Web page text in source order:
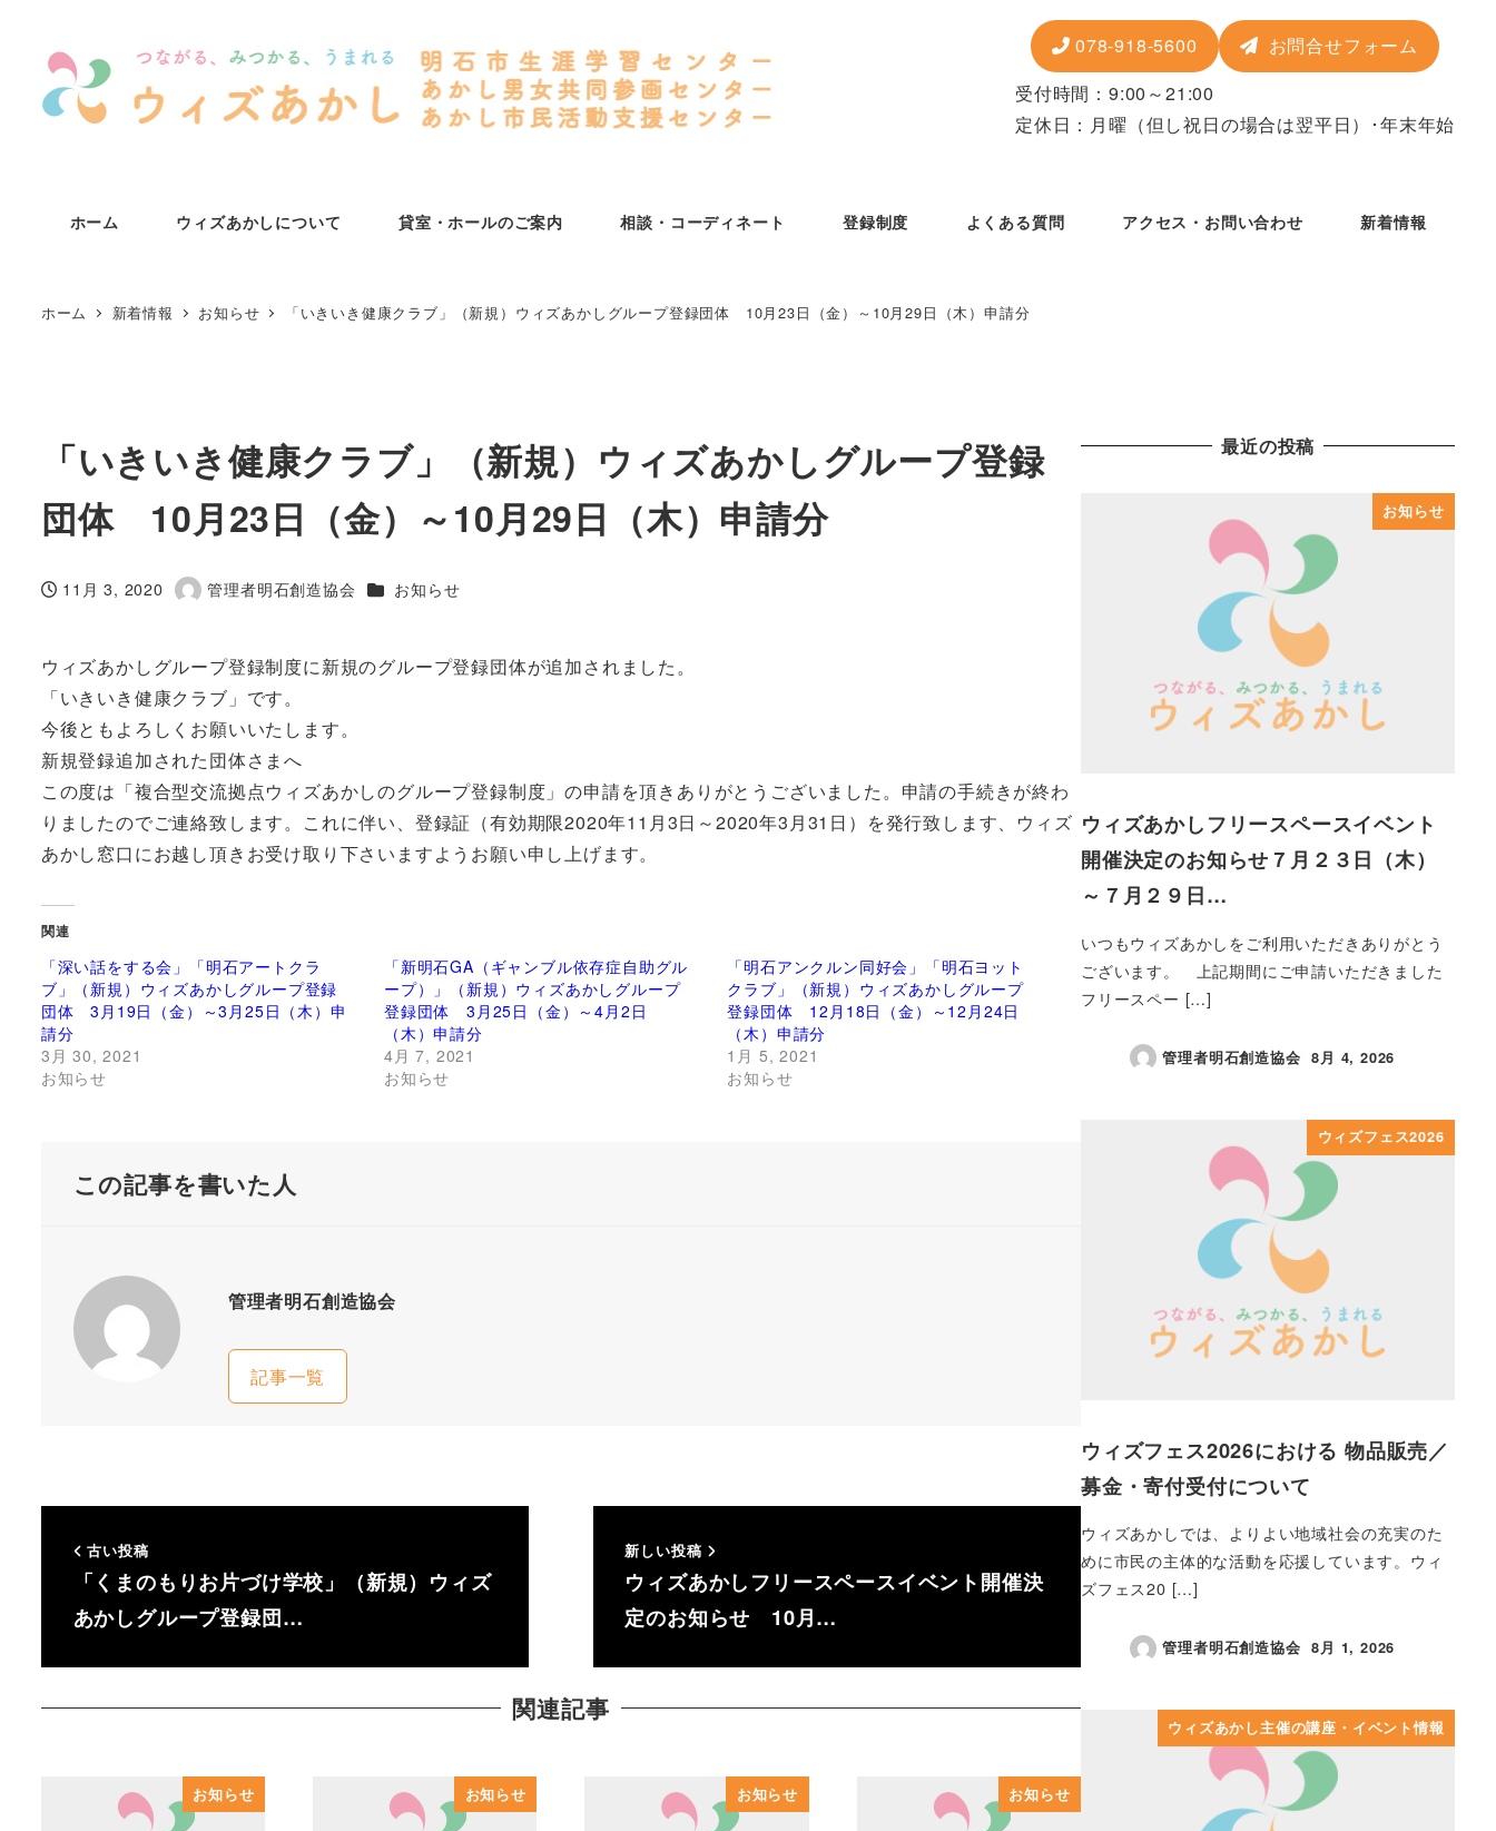
078-918-5600
お問合せフォーム
受付時間：9:00～21:00
定休日：月曜 （但し祝日の場合は翌平日） ･年末年始
ホーム ウィズあかしについて 貸室・ホールのご案内 相談・コーディネート 登録制度 よくある質問 アクセス・お問い合わせ 新着情報
ホーム 新着情報 お知らせ 「いきいき健康クラブ」（新規）ウィズあかしグループ登録団体 10月23日（金）～10月29日（木）申請分
「いきいき健康クラブ」（新規）ウィズあかしグループ登録
団体 10月23日（金）～10月29日（木）申請分
投稿日
11月 3, 2020
著
管理者明石創造協会 カテゴリー
お知らせ
ウィズあかしグループ登録制度に新規のグループ登録団体が追加されました。
「いきいき健康クラブ」です。
今後ともよろしくお願いいたします。
新規登録追加された団体さまへ
この度は「複合型交流拠点ウィズあかしのグループ登録制度」の申請を頂きありがとうございました。申請の手続きが終わ
りましたのでご連絡致します。これに伴い、登録証（有効期限2020年11月3日～2020年3月31日）を発行致します、ウィズ
あかし窓口にお越し頂きお受け取り下さいますようお願い申し上げます。
関連
「深い話をする会」「明石アートクラ
ブ」（新規）ウィズあかしグループ登録
団体 3月19日（金）～3月25日（木）申
請分
3月 30, 2021
お知らせ
「新明石GA（ギャンブル依存症自助グル
ープ）」（新規）ウィズあかしグループ
登録団体 3月25日（金）～4月2日
（木）申請分
4月 7, 2021
お知らせ
「明石アンクルン同好会」「明石ヨット
クラブ」（新規）ウィズあかしグループ
登録団体 12月18日（金）～12月24日
（木）申請分
1月 5, 2021
お知らせ
この記事を書いた人
管理者明石創造協会
記事一覧
古い投稿
「くまのもりお片づけ学校」（新規）ウィズ
あかしグループ登録団…
新しい投稿
ウィズあかしフリースペースイベント開催決
定のお知らせ 10月…
関連記事
お知らせ お知らせ お知らせ お知らせ
最近の投稿
お知らせ
ウィズあかしフリースペースイベント
開催決定のお知らせ７月２３日（木）
～７月２９日…
いつもウィズあかしをご利用いただきありがとう
ございます。 上記期間にご申請いただきました
フリースペー […]
管理者明石創造協会
投稿日
8月 4, 2026
ウィズフェス2026
ウィズフェス2026における 物品販売／
募金・寄付受付について
ウィズあかしでは、よりよい地域社会の充実のた
めに市民の主体的な活動を応援しています。ウィ
ズフェス20 […]
管理者明石創造協会
投稿日
8月 1, 2026
ウィズあかし主催の講座・イベント情報